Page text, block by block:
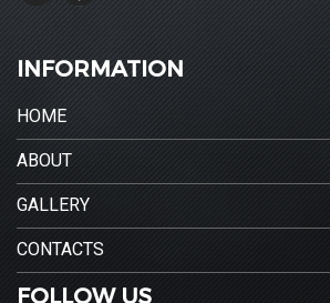
INFORMATION
HOME
ABOUT
GALLERY
CONTACTS
FOLLOW US